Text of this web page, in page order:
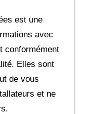
est une
avec
conformément
Elles sont
de vous
et ne